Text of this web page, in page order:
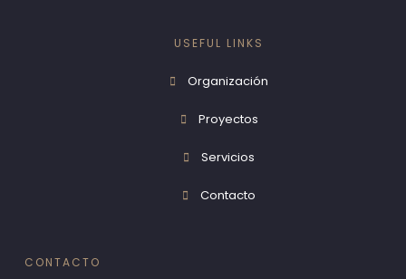
USEFUL LINKS
Organización
Proyectos
Servicios
Contacto
CONTACTO